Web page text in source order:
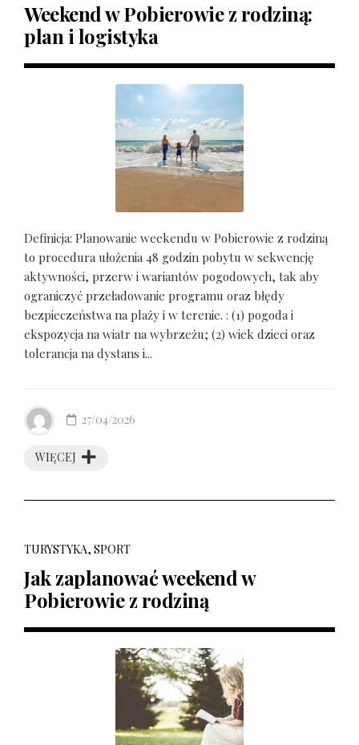
Weekend w Pobierowie z rodziną:
plan i logistyka
Definicja: Planowanie weekendu w Pobierowie z rodziną
to procedura ułożenia 48 godzin pobytu w sekwencję
aktywności, przerw i wariantów pogodowych, tak aby
ograniczyć przeładowanie programu oraz błędy
bezpieczeństwa na plaży i w terenie. : (1) pogoda i
ekspozycja na wiatr na wybrzeżu; (2) wiek dzieci oraz
tolerancja na dystans i...
WIĘCEJ
27/04/2026
TURYSTYKA, SPORT
Jak zaplanować weekend w
Pobierowie z rodziną